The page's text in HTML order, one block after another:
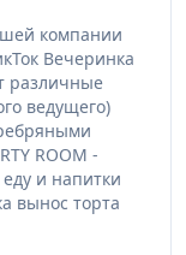
компании
Вечеринка
различные
ведущего)
ROOM -
и напитки
вынос торта